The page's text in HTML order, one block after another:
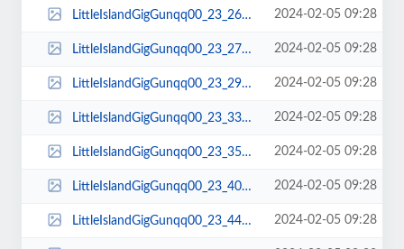
LittleIslandGigGunqq00_23_26qq00175.jpg 2024-02-05 09:28
LittleIslandGigGunqq00_23_27qq00176.jpg 2024-02-05 09:28
LittleIslandGigGunqq00_23_29qq00177.jpg 2024-02-05 09:28
LittleIslandGigGunqq00_23_33qq00178.jpg 2024-02-05 09:28
LittleIslandGigGunqq00_23_35qq00179.jpg 2024-02-05 09:28
LittleIslandGigGunqq00_23_40qq00180.jpg 2024-02-05 09:28
LittleIslandGigGunqq00_23_44qq00181.jpg 2024-02-05 09:28